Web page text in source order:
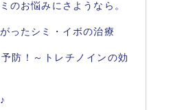
のお悩みにさようなら。
ったシミ・イボの治療
防！～トレチノインの効